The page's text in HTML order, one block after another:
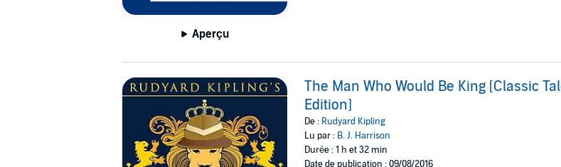
Aperçu
The Man Who Would Be King [Classic
Edition]
De : Rudyard Kipling
Lu par : B. J. Harrison
Durée : 1 h et 32 min
Date de publication : 09/08/2016